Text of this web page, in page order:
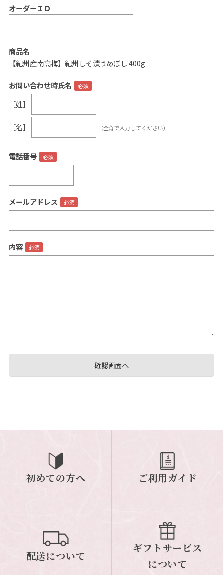
ギフトサービス
お問い合わせ
0120-12-2486
【営業時間】8:30～17:30
休業日：日曜・祝日／土曜は不定休
お問い合わせフォームはこちら
オーダーＩＤ
商品名
【紀州産南高梅】紀州しそ漬うめぼし 400g
お問い合わせ時氏名
［姓］
［名］ （全角で入力してください）
電話番号
メールアドレス
内容
初めての方へ ご利用ガイド
配送について
ギフトサービス
について